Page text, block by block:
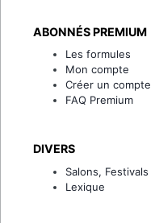
ABONNÉS PREMIUM
Les formules
Mon compte
Créer un compte
FAQ Premium
DIVERS
Salons, Festivals
Lexique